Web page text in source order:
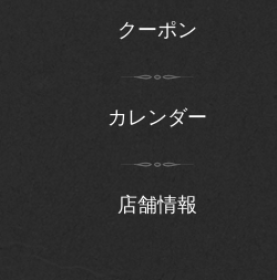
クーポン
カレンダー
店舗情報